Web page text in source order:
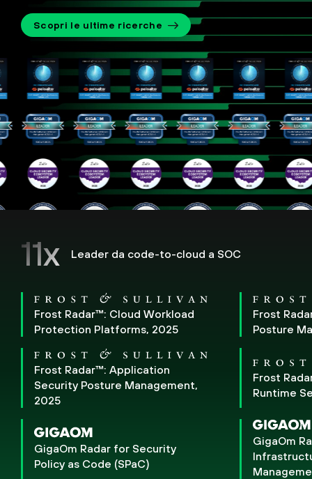
Scopri le ultime ricerche
11x Leader da code-to-cloud a SOC
Frost Radar™: Cloud Workload
Protection Platforms, 2025
Frost
Posture
Frost Radar™: Application
Security Posture Management,
2025
Frost
Runtime
GigaOm Radar for Security
Policy as Code (SPaC)
GigaOm